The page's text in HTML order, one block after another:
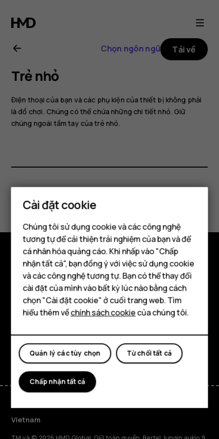
Hướng
dẫn
sử
dụng
Nokia
(2017)
Điện thoại thông minh
Điện thoại phổ thông
Máy tính bảng
Chọn ngôn ngữ Tải về
Trẻ nhỏ
Điện thoại của bạn và các phụ kiện của thiết bị không phải
là đồ chơi. Chúng có thể chứa những chi tiết nhỏ. Giữ
chúng ngoài tầm tay của trẻ nhỏ.
Bạn tìm được thông tin hữu ích không?
Có Không
Khám phá
Giới thiệu
Planet and people
FacebookInstagram
TiktokYoutubeLinkedinDiscord
Vietnam
Cài đặt cookie
Chúng tôi sử dụng cookie và các công nghệ
tương tự để cải thiện trải nghiệm của bạn và để
cá nhân hóa quảng cáo. Khi nhấp vào "Chấp
nhận tất cả", bạn đồng ý với việc sử dụng cookie
và các công nghệ tương tự. Bạn có thể thay đổi
cài đặt của mình vào bất kỳ lúc nào bằng cách
chọn "Cài đặt cookie" ở cuối trang web. Tìm
hiểu thêm vềchính sách cookiecủa chúng tôi.
Từ chối tất cả
Quản lý các tùy chọn
Chấp nhận tất cả